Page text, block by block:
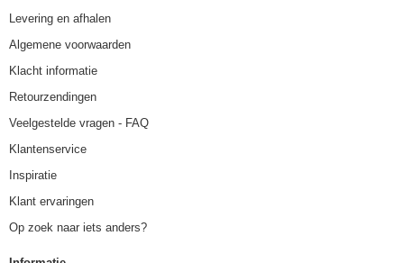
Levering en afhalen
Algemene voorwaarden
Klacht informatie
Retourzendingen
Veelgestelde vragen - FAQ
Klantenservice
Inspiratie
Klant ervaringen
Op zoek naar iets anders?